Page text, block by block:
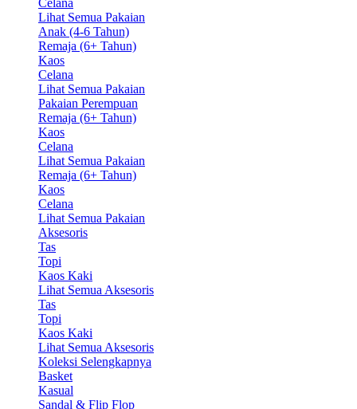
Celana
Lihat Semua Pakaian
Anak (4-6 Tahun)
Remaja (6+ Tahun)
Kaos
Celana
Lihat Semua Pakaian
Pakaian Perempuan
Remaja (6+ Tahun)
Kaos
Celana
Lihat Semua Pakaian
Remaja (6+ Tahun)
Kaos
Celana
Lihat Semua Pakaian
Aksesoris
Tas
Topi
Kaos Kaki
Lihat Semua Aksesoris
Tas
Topi
Kaos Kaki
Lihat Semua Aksesoris
Koleksi Selengkapnya
Basket
Kasual
Sandal & Flip Flop